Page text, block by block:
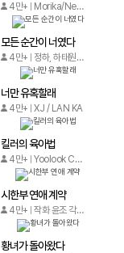
4만+ Morika/Neko
모든 순간이 너였다
4만+ 정하, 하태원, 김주희
너만 유혹할래
4만+ XJ / LAN KA
킬러의 육아법
4만+ Yoolook Culture Media
시한부 연애 계약
4만+ 작화 윤조 각색 김은지 콘티 정원 원작 정매실
황녀가 돌아왔다